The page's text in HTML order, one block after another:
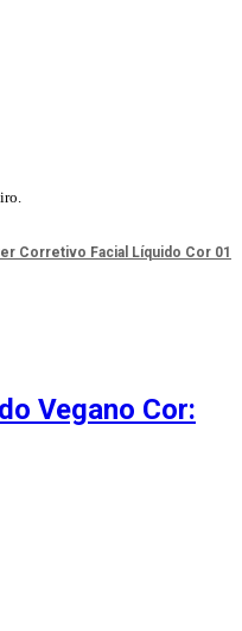
Corretivo Facial Líquido Cor 01
Vegano Cor: